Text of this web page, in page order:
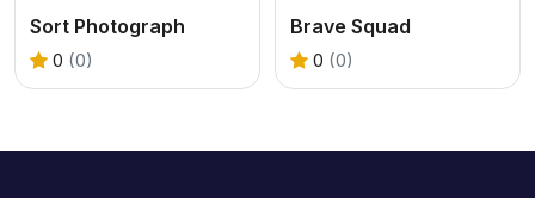
Sort Photograph
0 (0)
Brave Squad
0 (0)